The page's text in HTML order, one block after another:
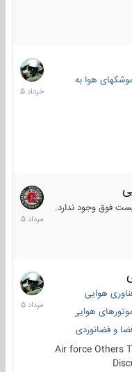
هوا به سطح
30
خرداد
1405
فوق وجود ندارد.
7
مرداد
1405
هوایی
هوایی
و فضانوردی
Air force
2
مرداد
1405